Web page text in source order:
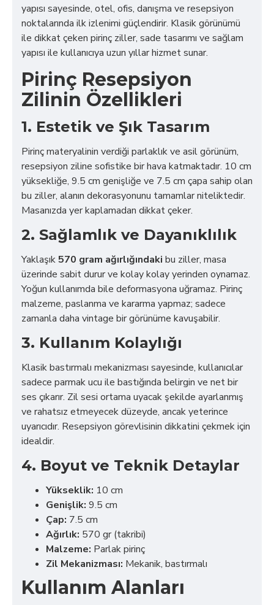
yapısı sayesinde, otel, ofis, danışma ve resepsiyon
noktalarında ilk izlenimi güçlendirir. Klasik görünümü
ile dikkat çeken pirinç ziller, sade tasarımı ve sağlam
yapısı ile kullanıcıya uzun yıllar hizmet sunar.
Pirinç Resepsiyon
Zilinin Özellikleri
1. Estetik ve Şık Tasarım
Pirinç materyalinin verdiği parlaklık ve asil görünüm,
resepsiyon ziline sofistike bir hava katmaktadır. 10 cm
yüksekliğe, 9.5 cm genişliğe ve 7.5 cm çapa sahip olan
bu ziller, alanın dekorasyonunu tamamlar niteliktedir.
Masanızda yer kaplamadan dikkat çeker.
2. Sağlamlık ve Dayanıklılık
Yaklaşık570 gram ağırlığındaki bu ziller, masa
üzerinde sabit durur ve kolay kolay yerinden oynamaz.
Yoğun kullanımda bile deformasyona uğramaz. Pirinç
malzeme, paslanma ve kararma yapmaz; sadece
zamanla daha vintage bir görünüme kavuşabilir.
3. Kullanım Kolaylığı
Klasik bastırmalı mekanizması sayesinde, kullanıcılar
sadece parmak ucu ile bastığında belirgin ve net bir
ses çıkarır. Zil sesi ortama uyacak şekilde ayarlanmış
ve rahatsız etmeyecek düzeyde, ancak yeterince
uyarıcıdır. Resepsiyon görevlisinin dikkatini çekmek için
idealdir.
4. Boyut ve Teknik Detaylar
Yükseklik: 10 cm
Genişlik: 9.5 cm
Çap: 7.5 cm
Ağırlık: 570 gr (takribi)
Malzeme: Parlak pirinç
Zil Mekanizması: Mekanik, bastırmalı
Kullanım Alanları